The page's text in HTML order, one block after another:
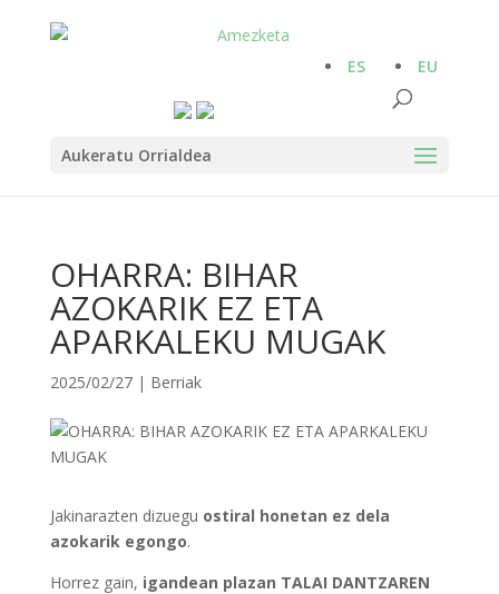
Aukeratu Orrialdea
ES EU
OHARRA: BIHAR
AZOKARIK EZ ETA
APARKALEKU MUGAK
2025/02/27| Berriak
Jakinarazten dizuegu ostiral honetan ez dela
azokarik egongo.
Horrez gain, igandean plazan TALAI DANTZAREN